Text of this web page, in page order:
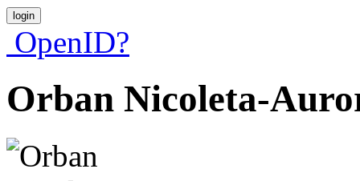
OpenID?
Orban Nicoleta-